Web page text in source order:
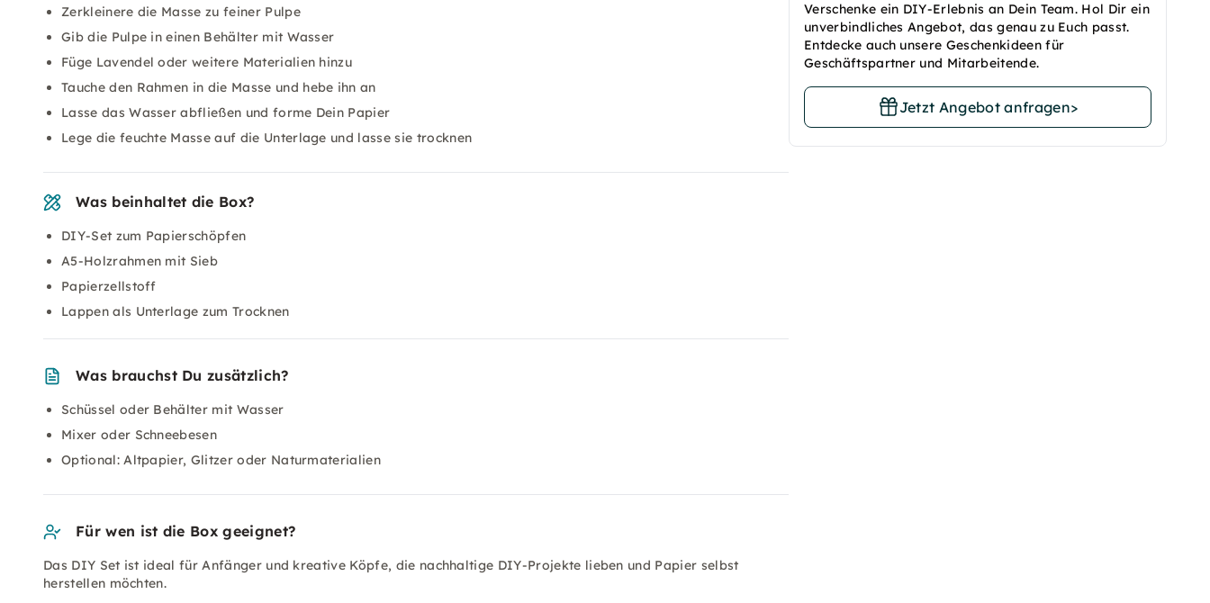
Verschenke ein DIY-Erlebnis an Dein Team. Hol Dir ein
unverbindliches Angebot, das genau zu Euch passt.
Entdecke auch unsere Geschenkideen für
Geschäftspartner und Mitarbeitende.
Jetzt Angebot anfragen>
Zerkleinere die Masse zu feiner Pulpe
Gib die Pulpe in einen Behälter mit Wasser
Füge Lavendel oder weitere Materialien hinzu
Tauche den Rahmen in die Masse und hebe ihn an
Lasse das Wasser abfließen und forme Dein Papier
Lege die feuchte Masse auf die Unterlage und lasse sie trocknen
Was beinhaltet die Box?
DIY-Set zum Papierschöpfen
A5-Holzrahmen mit Sieb
Papierzellstoff
Lappen als Unterlage zum Trocknen
Was brauchst Du zusätzlich?
Schüssel oder Behälter mit Wasser
Mixer oder Schneebesen
Optional: Altpapier, Glitzer oder Naturmaterialien
Für wen ist die Box geeignet?
Das DIY Set ist ideal für Anfänger und kreative Köpfe, die nachhaltige DIY-Projekte lieben und Papier selbst
herstellen möchten.